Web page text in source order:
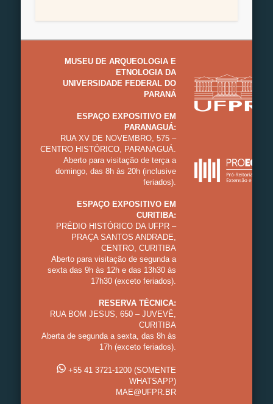
MUSEU DE ARQUEOLOGIA E
ETNOLOGIA DA
UNIVERSIDADE FEDERAL DO
PARANÁ
ESPAÇO EXPOSITIVO EM
PARANAGUÁ:
RUA XV DE NOVEMBRO, 575 –
CENTRO HISTÓRICO, PARANAGUÁ.
Aberto para visitação de terça a
domingo, das 8h às 20h (inclusive
feriados).
ESPAÇO EXPOSITIVO EM
CURITIBA:
PRÉDIO HISTÓRICO DA UFPR –
PRAÇA SANTOS ANDRADE,
CENTRO, CURITIBA
Aberto para visitação de segunda a
sexta das 9h às 12h e das 13h30 às
17h30 (exceto feriados).
RESERVA TÉCNICA:
RUA BOM JESUS, 650 – JUVEVÊ,
CURITIBA
Aberta de segunda a sexta, das 8h às
17h (exceto feriados).
+55 41 3721-1200 (SOMENTE
WHATSAPP)
MAE@UFPR.BR